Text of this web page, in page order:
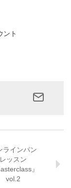
ント
ラインパン
レッスン
』
vol.2